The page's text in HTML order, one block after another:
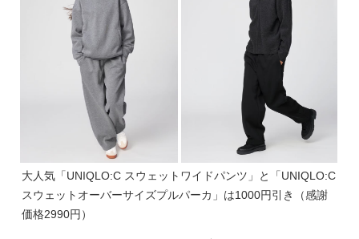
大人気「UNIQLO:C スウェットワイドパンツ」と「UNIQLO:C
スウェットオーバーサイズプルパーカ」は1000円引き（感謝
価格2990円）